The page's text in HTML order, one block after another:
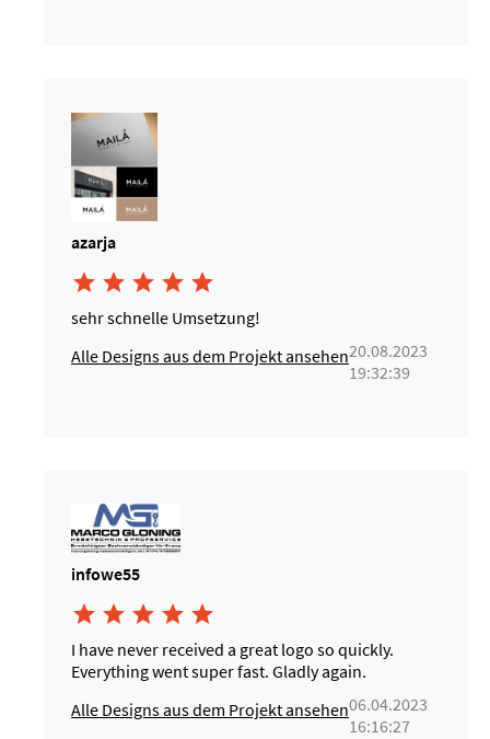
azarja
    
sehr schnelle Umsetzung!
Alle Designs aus dem Projekt ansehen20.08.2023
19:32:39
infowe55
    
I have never received a great logo so quickly.
Everything went super fast. Gladly again.
Alle Designs aus dem Projekt ansehen06.04.2023
16:16:27